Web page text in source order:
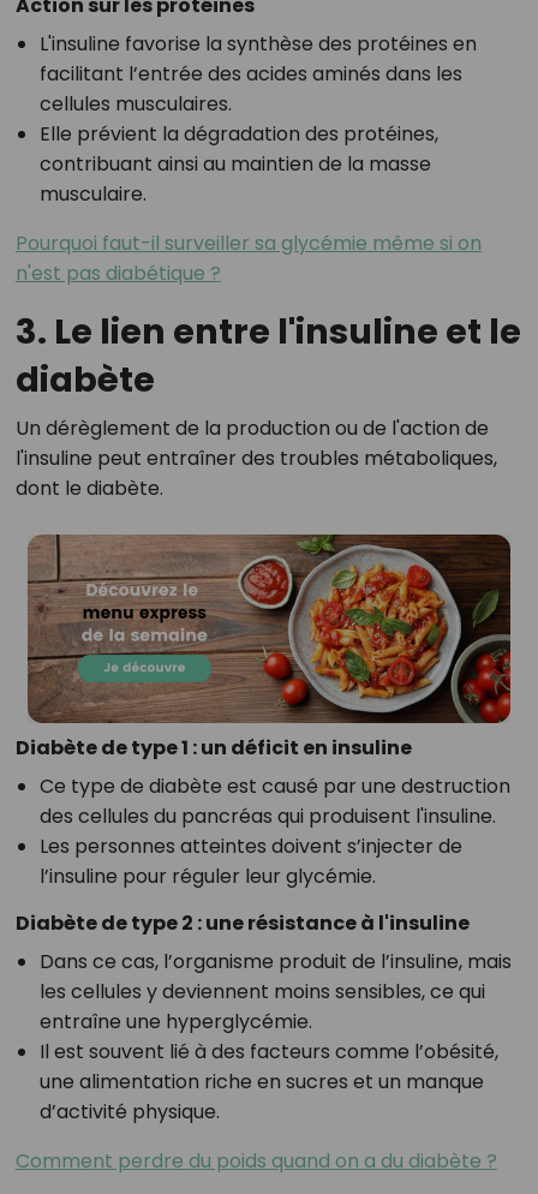
Action sur les protéines
L'insuline favorise la synthèse des protéines en
facilitant l’entrée des acides aminés dans les
cellules musculaires.
Elle prévient la dégradation des protéines,
contribuant ainsi au maintien de la masse
musculaire.
Pourquoi faut-il surveiller sa glycémie même si on
n'est pas diabétique ?
3. Le lien entre l'insuline et le
diabète
Un dérèglement de la production ou de l'action de
l'insuline peut entraîner des troubles métaboliques,
dont le diabète.
Diabète de type 1 : un déficit en insuline
Ce type de diabète est causé par une destruction
des cellules du pancréas qui produisent l'insuline.
Les personnes atteintes doivent s’injecter de
l’insuline pour réguler leur glycémie.
Diabète de type 2 : une résistance à l'insuline
Dans ce cas, l’organisme produit de l’insuline, mais
les cellules y deviennent moins sensibles, ce qui
entraîne une hyperglycémie.
Il est souvent lié à des facteurs comme l’obésité,
une alimentation riche en sucres et un manque
d’activité physique.
Comment perdre du poids quand on a du diabète ?